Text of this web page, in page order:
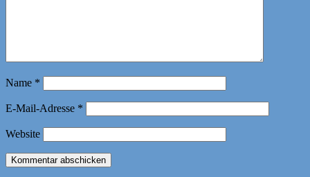
Name *
E-Mail-Adresse *
Website